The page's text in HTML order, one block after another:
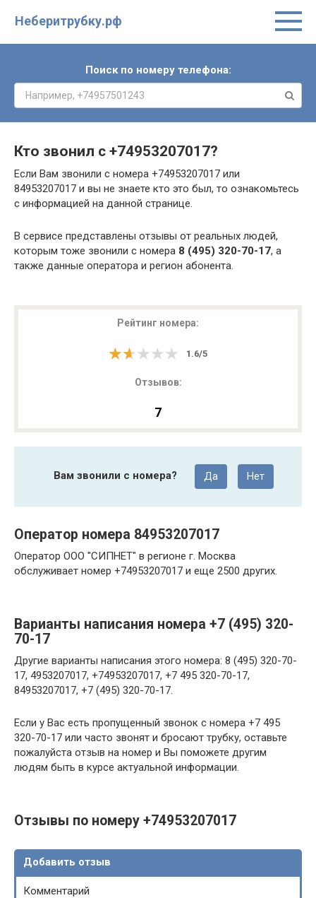
Неберитрубку.рф
Поиск по номеру телефона:
Кто звонил с +74953207017?
Если Вам звонили с номера +74953207017 или
84953207017 и вы не знаете кто это был, то ознакомьтесь
с информацией на данной странице.
В сервисе представлены отзывы от реальных людей,
которым тоже звонили с номера 8 (495) 320-70-17, а
также данные оператора и регион абонента.
Рейтинг номера:
★★★★★
★★★★★ 1.6/5
Отзывов:
7
Вам звонили с номера? Да Нет
Оператор номера 84953207017
Оператор ООО "СИПНЕТ" в регионе г. Москва
обслуживает номер +74953207017 и еще 2500 других.
Варианты написания номера +7 (495) 320-
70-17
Другие варианты написания этого номера: 8 (495) 320-70-
17, 4953207017, +74953207017, +7 495 320-70-17,
84953207017, +7 (495) 320-70-17.
Если у Вас есть пропущенный звонок с номера +7 495
320-70-17 или часто звонят и бросают трубку, оставьте
пожалуйста отзыв на номер и Вы поможете другим
людям быть в курсе актуальной информации.
Отзывы по номеру +74953207017
Добавить отзыв
Комментарий